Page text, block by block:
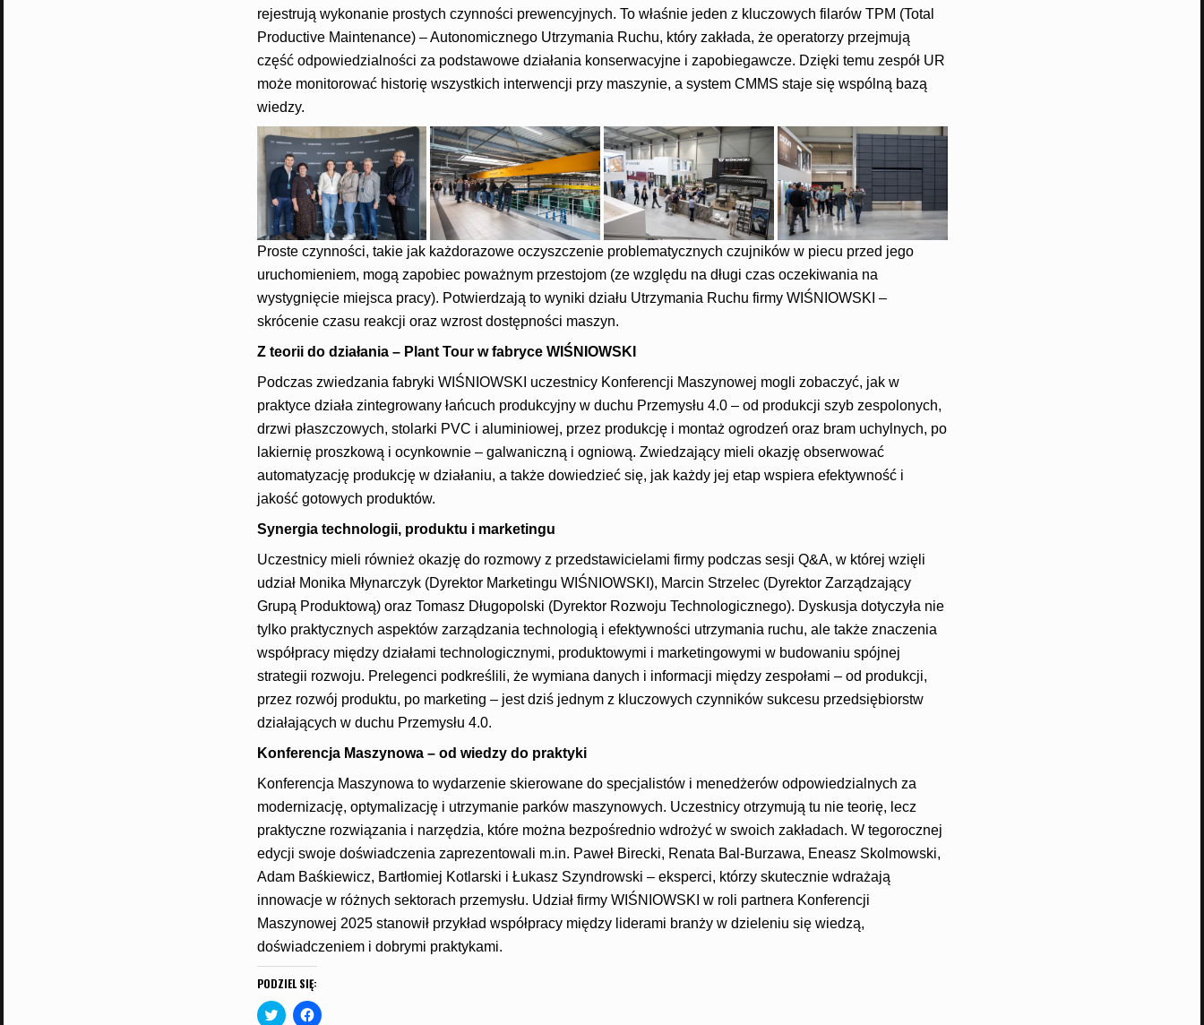
rejestrują wykonanie prostych czynności prewencyjnych. To właśnie jeden z kluczowych filarów TPM (Total
Productive Maintenance) – Autonomicznego Utrzymania Ruchu, który zakłada, że operatorzy przejmują
część odpowiedzialności za podstawowe działania konserwacyjne i zapobiegawcze. Dzięki temu zespół UR
może monitorować historię wszystkich interwencji przy maszynie, a system CMMS staje się wspólną bazą
wiedzy.
Proste czynności, takie jak każdorazowe oczyszczenie problematycznych czujników w piecu przed jego
uruchomieniem, mogą zapobiec poważnym przestojom (ze względu na długi czas oczekiwania na
wystygnięcie miejsca pracy). Potwierdzają to wyniki działu Utrzymania Ruchu firmy WIŚNIOWSKI –
skrócenie czasu reakcji oraz wzrost dostępności maszyn.
Z teorii do działania – Plant Tour w fabryce WIŚNIOWSKI
Podczas zwiedzania fabryki WIŚNIOWSKI uczestnicy Konferencji Maszynowej mogli zobaczyć, jak w
praktyce działa zintegrowany łańcuch produkcyjny w duchu Przemysłu 4.0 – od produkcji szyb zespolonych,
drzwi płaszczowych, stolarki PVC i aluminiowej, przez produkcję i montaż ogrodzeń oraz bram uchylnych, po
lakiernię proszkową i ocynkownie – galwaniczną i ogniową. Zwiedzający mieli okazję obserwować
automatyzację produkcję w działaniu, a także dowiedzieć się, jak każdy jej etap wspiera efektywność i
jakość gotowych produktów.
Synergia technologii, produktu i marketingu
Uczestnicy mieli również okazję do rozmowy z przedstawicielami firmy podczas sesji Q&A, w której wzięli
udział Monika Młynarczyk (Dyrektor Marketingu WIŚNIOWSKI), Marcin Strzelec (Dyrektor Zarządzający
Grupą Produktową) oraz Tomasz Długopolski (Dyrektor Rozwoju Technologicznego). Dyskusja dotyczyła nie
tylko praktycznych aspektów zarządzania technologią i efektywności utrzymania ruchu, ale także znaczenia
współpracy między działami technologicznymi, produktowymi i marketingowymi w budowaniu spójnej
strategii rozwoju. Prelegenci podkreślili, że wymiana danych i informacji między zespołami – od produkcji,
przez rozwój produktu, po marketing – jest dziś jednym z kluczowych czynników sukcesu przedsiębiorstw
działających w duchu Przemysłu 4.0.
Konferencja Maszynowa – od wiedzy do praktyki
Konferencja Maszynowa to wydarzenie skierowane do specjalistów i menedżerów odpowiedzialnych za
modernizację, optymalizację i utrzymanie parków maszynowych. Uczestnicy otrzymują tu nie teorię, lecz
praktyczne rozwiązania i narzędzia, które można bezpośrednio wdrożyć w swoich zakładach. W tegorocznej
edycji swoje doświadczenia zaprezentowali m.in. Paweł Birecki, Renata Bal-Burzawa, Eneasz Skolmowski,
Adam Baśkiewicz, Bartłomiej Kotlarski i Łukasz Szyndrowski – eksperci, którzy skutecznie wdrażają
innowacje w różnych sektorach przemysłu. Udział firmy WIŚNIOWSKI w roli partnera Konferencji
Maszynowej 2025 stanowił przykład współpracy między liderami branży w dzieleniu się wiedzą,
doświadczeniem i dobrymi praktykami.
PODZIEL SIĘ:
C C